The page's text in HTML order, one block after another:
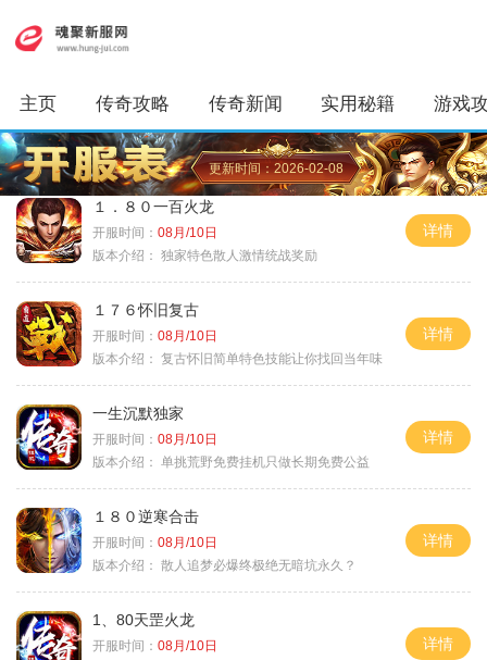
主页 传奇攻略 传奇新闻 实用秘籍 游戏
更新时间：2026-02-08
１．８０一百火龙
开服时间： 08月/10日
版本介绍： 独家特色散人激情统战奖励
详情
１７６怀旧复古
开服时间： 08月/10日
版本介绍： 复古怀旧简单特色技能让你找回当年味
详情
一生沉默独家
开服时间： 08月/10日
版本介绍： 单挑荒野免费挂机只做长期免费公益
详情
１８０逆寒合击
开服时间： 08月/10日
版本介绍： 散人追梦必爆终极绝无暗坑永久？
详情
1、80天罡火龙
开服时间： 08月/10日
详情